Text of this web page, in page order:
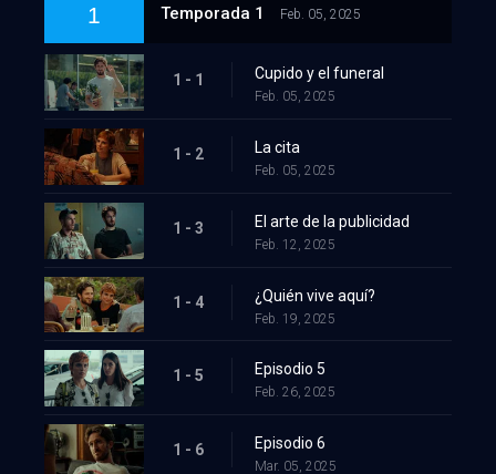
1 Temporada 1 Feb. 05, 2025
1 - 1 Cupido y el funeral
Feb. 05, 2025
1 - 2 La cita
Feb. 05, 2025
1 - 3 El arte de la publicidad
Feb. 12, 2025
1 - 4 ¿Quién vive aquí?
Feb. 19, 2025
1 - 5 Episodio 5
Feb. 26, 2025
1 - 6 Episodio 6
Mar. 05, 2025